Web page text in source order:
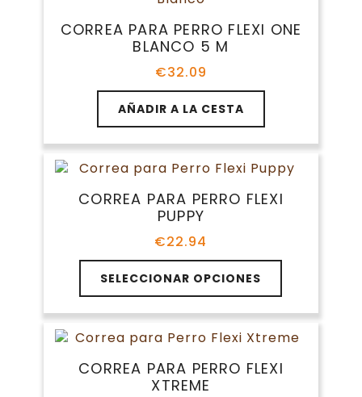
se
pueden
página
de
producto
CORREA PARA PERRO FLEXI ONE
BLANCO 5 M
€32.09
AÑADIR A LA CESTA
CORREA PARA PERRO FLEXI
PUPPY
€22.94
SELECCIONAR OPCIONES
Este
producto
tiene
múltiples
variantes.
opciones
CORREA PARA PERRO FLEXI
XTREME